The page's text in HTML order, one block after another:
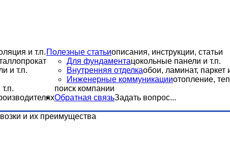
Полезные статьиописания, инструкции, статьи
и т.п.
и т.п.
Для фундаментацокольные панели и т.п.
Внутренняя отделкаобои, ламинат, паркет
Инженерные коммуникацииотопление,
поиск компании
Обратная связьЗадать вопрос...
и их преимущества